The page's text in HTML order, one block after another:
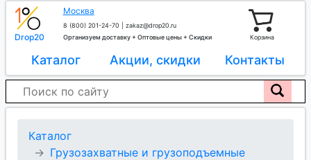
Drop20
Москва
8 (800) 201-24-70
zakaz@drop20.ru
Организуем доставку + Оптовые цены + Скидки
Корзина
Каталог Акции, скидки Контакты
Каталог
Грузозахватные и грузоподъемные